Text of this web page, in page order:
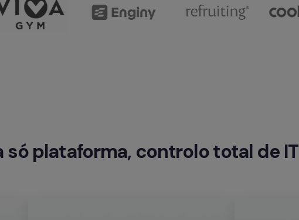
só plataforma, controlo total de IT